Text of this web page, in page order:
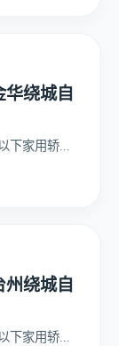
绕城自
下家用轿...
绕城自
下家用轿...